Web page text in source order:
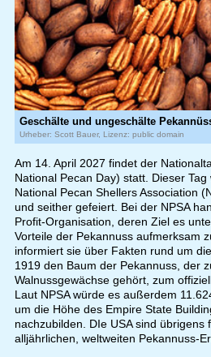
Geschälte und ungeschälte
Urheber: Scott Bauer, Lizenz: public domain
Am 14. April 2027 findet der
National Pecan Day) statt. Dieser
National Pecan Shellers Association
und seither gefeiert. Bei der NPSA
Profit-Organisation, deren Ziel es
Vorteile der Pekannuss aufmerksam
informiert sie über Fakten rund um
1919 den Baum der Pekannuss, der
Walnussgewächse gehört, zum
Laut NPSA würde es außerdem
um die Höhe des Empire State
nachzubilden. DIe USA sind übrigens
alljährlichen, weltweiten Pekannuss-